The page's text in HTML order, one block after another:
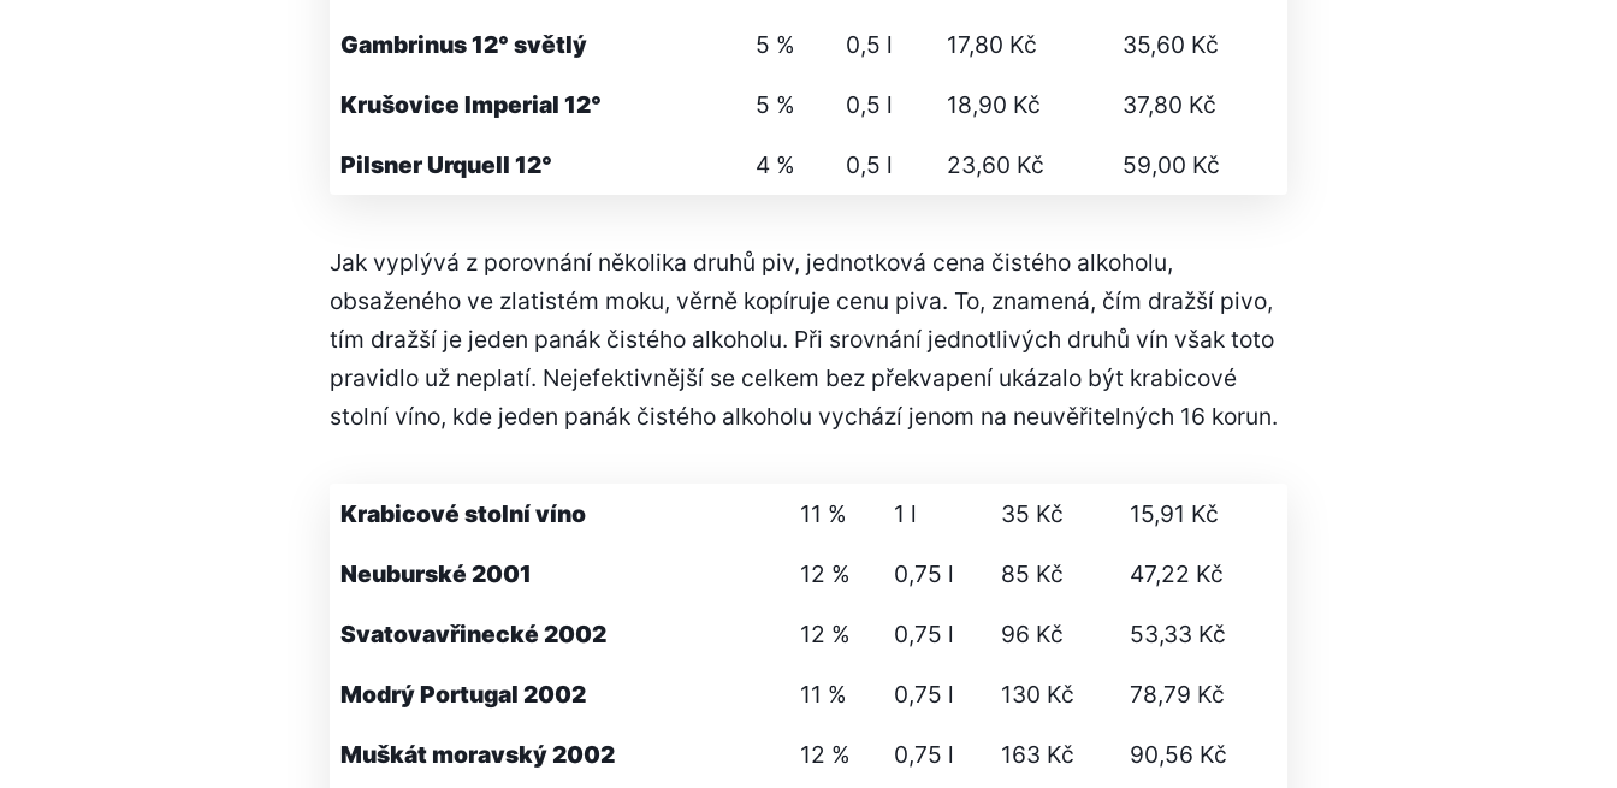
Gambrinus 12° světlý 5 % 0,5 l 17,80 Kč 35,60 Kč
Krušovice Imperial 12° 5 % 0,5 l 18,90 Kč 37,80 Kč
Pilsner Urquell 12° 4 % 0,5 l 23,60 Kč 59,00 Kč
Jak vyplývá z porovnání několika druhů piv, jednotková cena čistého alkoholu,
obsaženého ve zlatistém moku, věrně kopíruje cenu piva. To, znamená, čím dražší pivo,
tím dražší je jeden panák čistého alkoholu. Při srovnání jednotlivých druhů vín však toto
pravidlo už neplatí. Nejefektivnější se celkem bez překvapení ukázalo být krabicové
stolní víno, kde jeden panák čistého alkoholu vychází jenom na neuvěřitelných 16 korun.
Krabicové stolní víno 11 % 1 l 35 Kč 15,91 Kč
Neuburské 2001 12 % 0,75 l 85 Kč 47,22 Kč
Svatovavřinecké 2002 12 % 0,75 l 96 Kč 53,33 Kč
Modrý Portugal 2002 11 % 0,75 l 130 Kč 78,79 Kč
Muškát moravský 2002 12 % 0,75 l 163 Kč 90,56 Kč